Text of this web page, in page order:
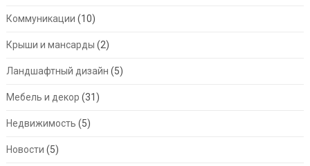
Коммуникации (10)
Крыши и мансарды (2)
Ландшафтный дизайн (5)
Мебель и декор (31)
Недвижимость (5)
Новости (5)